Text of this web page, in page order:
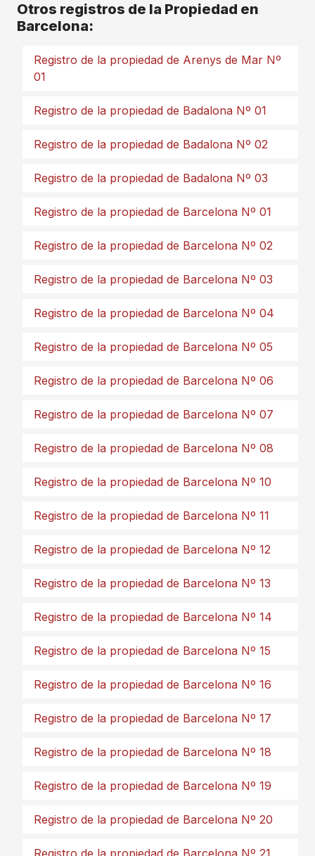
Otros registros de la Propiedad en
Barcelona:
Registro de la propiedad de Arenys de Mar Nº
01
Registro de la propiedad de Badalona Nº 01
Registro de la propiedad de Badalona Nº 02
Registro de la propiedad de Badalona Nº 03
Registro de la propiedad de Barcelona Nº 01
Registro de la propiedad de Barcelona Nº 02
Registro de la propiedad de Barcelona Nº 03
Registro de la propiedad de Barcelona Nº 04
Registro de la propiedad de Barcelona Nº 05
Registro de la propiedad de Barcelona Nº 06
Registro de la propiedad de Barcelona Nº 07
Registro de la propiedad de Barcelona Nº 08
Registro de la propiedad de Barcelona Nº 10
Registro de la propiedad de Barcelona Nº 11
Registro de la propiedad de Barcelona Nº 12
Registro de la propiedad de Barcelona Nº 13
Registro de la propiedad de Barcelona Nº 14
Registro de la propiedad de Barcelona Nº 15
Registro de la propiedad de Barcelona Nº 16
Registro de la propiedad de Barcelona Nº 17
Registro de la propiedad de Barcelona Nº 18
Registro de la propiedad de Barcelona Nº 19
Registro de la propiedad de Barcelona Nº 20
Registro de la propiedad de Barcelona Nº 21